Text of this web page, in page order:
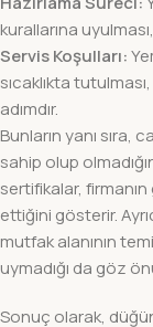
kurallarına
Servis Koşulları:
sıcaklıkta
adımdır.
Bunların yanı sıra,
sahip olup
sertifikalar,
ettiğini gösterir.
mutfak alanının
uymadığı da göz
Sonuç olarak,